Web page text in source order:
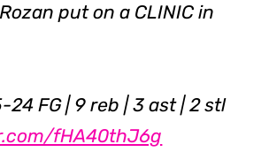
put on a CLINIC in
24 FG | 9 reb | 3 ast | 2 stl
fHA40thJ6g